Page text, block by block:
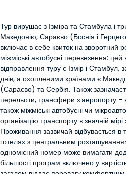
Тур вирушає з Ізміра та Стамбула і
Македонію, Сараєво (Боснія і
включає в себе квиток на зворотний
міжміські автобусні перевезення:
відправлення туру є Ізмір і Стамбул,
днів, а охопленими країнами є
(Сараєво) та Сербія. Також
перельоти, трансфери з аеропорту -
також міжміські автобусні чи
організацію транспорту в значній
Проживання зазвичай відбувається в
готелях з центральним
одномісний номер може вимагати
більшості програм включено у